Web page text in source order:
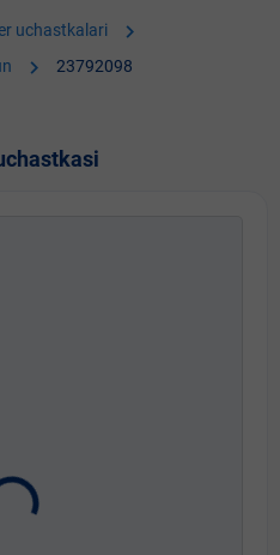
uchastkalari chevron_right
chevron_right 23792098